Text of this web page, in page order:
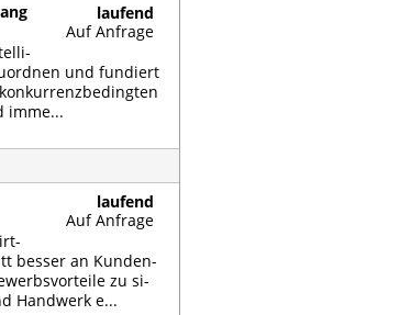
laufend
Auf Anfrage
und fun­diert
im­me...
laufend
Auf Anfrage
bes­ser an Kun­den­
zu si­
Hand­werk e...